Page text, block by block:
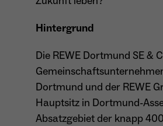
Anbieter Meta Platforms Inc.
Laufzeit 4 Monate
Zweck
- Wiedererkennung von
Websites - Ausspielung
Werbung - Messung von
Facebook-/Instagram-
Hintergrund
Die REWE Dortmund SE &
Dortmund und der REWE
Hauptsitz in Dortmund-
Absatzgebiet der knapp 400